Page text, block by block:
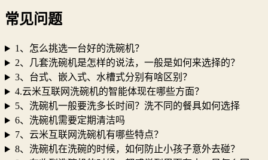
常见问题
1、怎么挑选一台好的洗碗机？
2、几套洗碗机是怎样的说法，一般是如何来选择的？
3、台式、嵌入式、水槽式分别有啥区别？
4.云米互联网洗碗机的智能体现在哪些方面？
5、洗碗机一般要洗多长时间？洗不同的餐具如何选择
6、洗碗机需要定期清洁吗
7、云米互联网洗碗机有哪些特点？
8、洗碗机在洗碗的时候，如何防止小孩子意外去碰？